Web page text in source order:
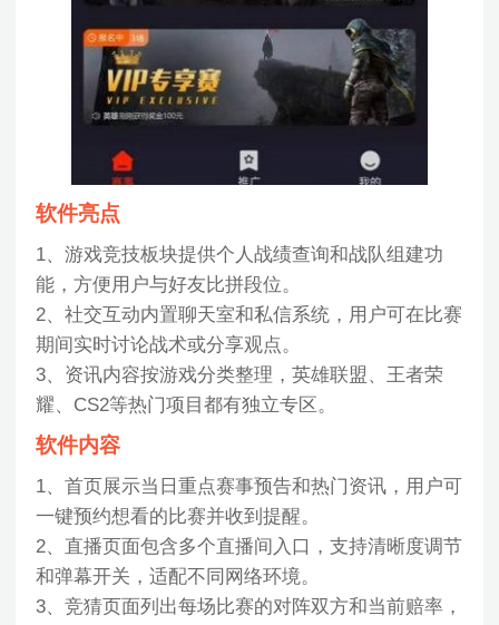
软件亮点
1、游戏竞技板块提供个人战绩查询和战队组建功
能，方便用户与好友比拼段位。
2、社交互动内置聊天室和私信系统，用户可在比赛
期间实时讨论战术或分享观点。
3、资讯内容按游戏分类整理，英雄联盟、王者荣
耀、CS2等热门项目都有独立专区。
软件内容
1、首页展示当日重点赛事预告和热门资讯，用户可
一键预约想看的比赛并收到提醒。
2、直播页面包含多个直播间入口，支持清晰度调节
和弹幕开关，适配不同网络环境。
3、竞猜页面列出每场比赛的对阵双方和当前赔率，